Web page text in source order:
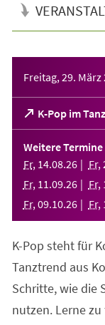
Freitag, 29. März
K-Pop im
(Öffnet
in
einem
neuen
Tab)
Weitere Termine
Fr, 14.08.26 Fr,
Fr, 11 .09.26 Fr,
Fr, 09.10.26 Fr,
K-Pop steht für
Tanztrend aus
Schritte, wie die
nutzen. Lerne